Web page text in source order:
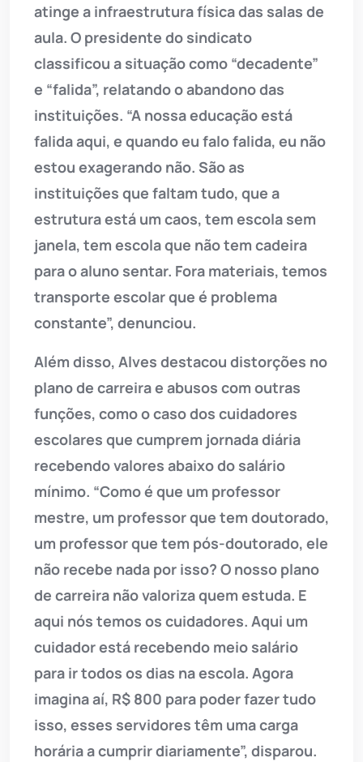
atinge a infraestrutura física das salas de
aula. O presidente do sindicato
classificou a situação como “decadente”
e “falida”, relatando o abandono das
instituições. “A nossa educação está
falida aqui, e quando eu falo falida, eu não
estou exagerando não. São as
instituições que faltam tudo, que a
estrutura está um caos, tem escola sem
janela, tem escola que não tem cadeira
para o aluno sentar. Fora materiais, temos
transporte escolar que é problema
constante”, denunciou.
Além disso, Alves destacou distorções no
plano de carreira e abusos com outras
funções, como o caso dos cuidadores
escolares que cumprem jornada diária
recebendo valores abaixo do salário
mínimo. “Como é que um professor
mestre, um professor que tem doutorado,
um professor que tem pós-doutorado, ele
não recebe nada por isso? O nosso plano
de carreira não valoriza quem estuda. E
aqui nós temos os cuidadores. Aqui um
cuidador está recebendo meio salário
para ir todos os dias na escola. Agora
imagina aí, R$ 800 para poder fazer tudo
isso, esses servidores têm uma carga
horária a cumprir diariamente”, disparou.